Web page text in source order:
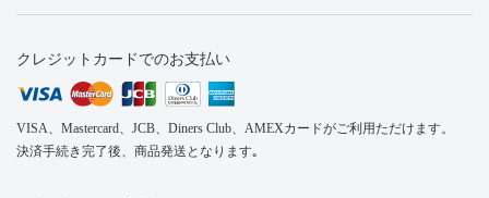
クレジットカードでのお支払い
VISA、Mastercard、JCB、Diners Club、AMEXカードがご利用ただけます。
決済手続き完了後、商品発送となります｡